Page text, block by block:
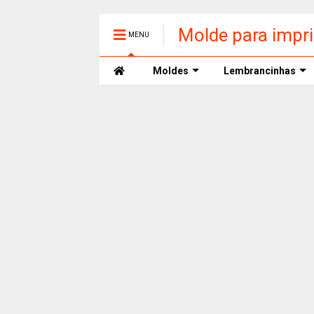
MENU Molde para
Moldes Lembrancinhas